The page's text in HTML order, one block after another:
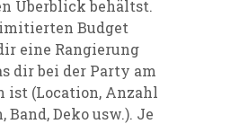
Überblick behältst.
Budget
eine Rangierung
dir bei der Party am
ist (Location, Anzahl
Band, Deko usw.). Je